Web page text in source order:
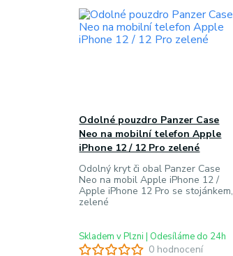
0 hodnocení
Odolné pouzdro Panzer Case
Neo na mobilní telefon Apple
iPhone 12 / 12 Pro zelené
Odolný kryt či obal Panzer Case
Neo na mobil Apple iPhone 12 /
Apple iPhone 12 Pro se stojánkem,
zelené
Skladem v Plzni | Odesíláme do 24h